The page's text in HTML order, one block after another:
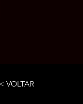
< VOLTAR